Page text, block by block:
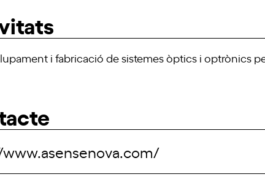
i fabricació de sistemes òptics i optrònics